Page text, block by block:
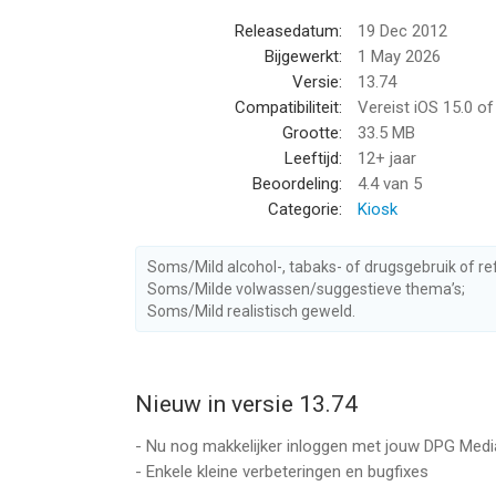
Blijf 24/7 op de hoogte door het ED te volgen op
Facebook: https://www.facebook.com/
Instagram: https://www.instagram.com/
Twitter: https://twitter.com/ED_regio
Vragen of suggesties?
Heb je vragen of opmerkingen over de ED
contact met ons op door een e-mail te sturen
Het ED is een uitgave van DPG Media BV
Onze gebruiksvoorwaarden vind je hier: https://
En onze privacy statement vind je hier: https://
ED - Digitale krant van DPG Media Services is
Informatie voor ED - Digitale krantis het laatst
Releasedatum:
19 Dec 2012
Bijgewerkt:
1 May 2026
Versie:
13.74
Compatibiliteit:
Vereist iOS 15.0
Grootte:
33.5 MB
Leeftijd:
12+ jaar
Beoordeling:
4.4van 5
Categorie:
Kiosk
Soms/Mild alcohol-, tabaks- of drugsgebruik of
Soms/Milde volwassen/suggestieve thema’s;
Soms/Mild realistisch geweld.
Nieuw in versie 13.74
- Nu nog makkelijker inloggen met jouw DPG
- Enkele kleine verbeteringen en bugfixes